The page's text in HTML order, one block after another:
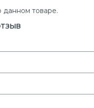
данном товаре.